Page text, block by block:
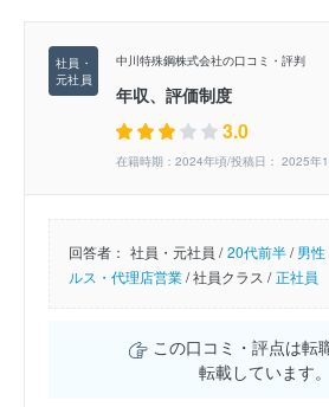
中川特殊鋼株式会社の口コミ・評判
年収、評価制度
3.0
在籍時期：2024年頃/投稿日： 2025年
回答者： 社員・元社員 / 20代前半/男性
ルス・代理店営業/社員クラス / 正社員
この口コミ・評点は転
転載しています。